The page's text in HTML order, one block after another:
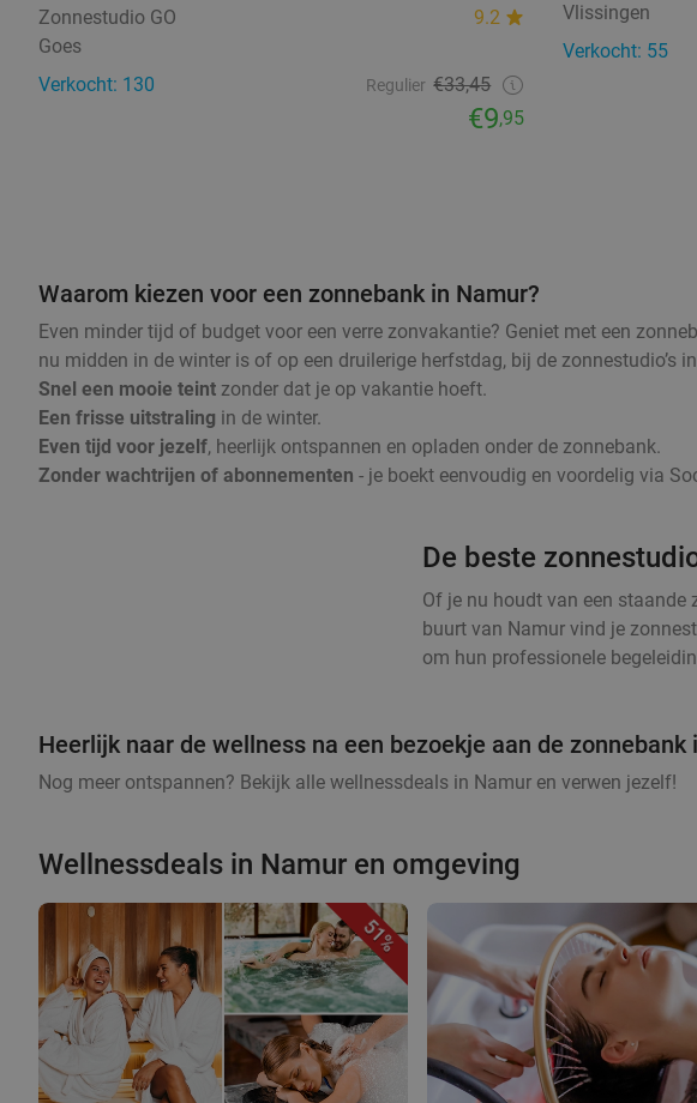
Zonnestudio GO
9.2
Goes
Verkocht: 130
Regulier €33,45
€9,95
Vlissingen
Verkocht: 55
Waarom kiezen voor een zonnebank in Namur?
Even minder tijd of budget voor een verre zonvakantie? Geniet met een
nu midden in de winter is of op een druilerige herfstdag, bij de
Snel een mooie teint zonder dat je op vakantie hoeft.
Een frisse uitstraling in de winter.
Even tijd voor jezelf, heerlijk ontspannen en opladen onder de zonnebank.
Zonder wachtrijen of abonnementen - je boekt eenvoudig en voordelig via
De beste
Of je nu houdt van een staande
buurt van Namur vind je
om hun professionele
Heerlijk naar de wellness na een bezoekje aan de zonnebank
Nog meer ontspannen? Bekijk alle wellnessdeals in Namur en verwen jezelf!
Wellnessdeals in Namur en omgeving
51%